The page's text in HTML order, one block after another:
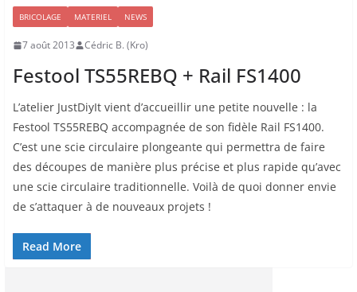
BRICOLAGE MATERIEL NEWS
7 août 2013 Cédric B. (Kro)
Festool TS55REBQ + Rail FS1400
L’atelier JustDiyIt vient d’accueillir une petite nouvelle : la
Festool TS55REBQ accompagnée de son fidèle Rail FS1400.
C’est une scie circulaire plongeante qui permettra de faire
des découpes de manière plus précise et plus rapide qu’avec
une scie circulaire traditionnelle. Voilà de quoi donner envie
de s’attaquer à de nouveaux projets !
Read More